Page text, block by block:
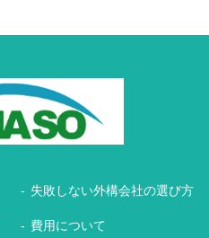
失敗しない外構会社の選び方
費用について